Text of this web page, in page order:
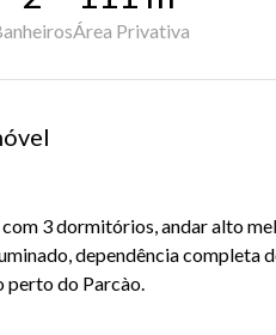
Área Privativa
3 dormitórios, andar alto
dependência completa
perto do Parcào.